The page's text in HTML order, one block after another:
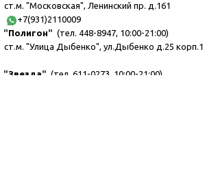
ст.м. "Московская", Ленинский пр. д.161
+7(931)2110009
"Полигон" (тел. 448-8947, 10:00-21:00)
ст.м. "Улица Дыбенко", ул.Дыбенко д.25 корп.1
"Звезда" (тел. 611-0273, 10:00-21:00)